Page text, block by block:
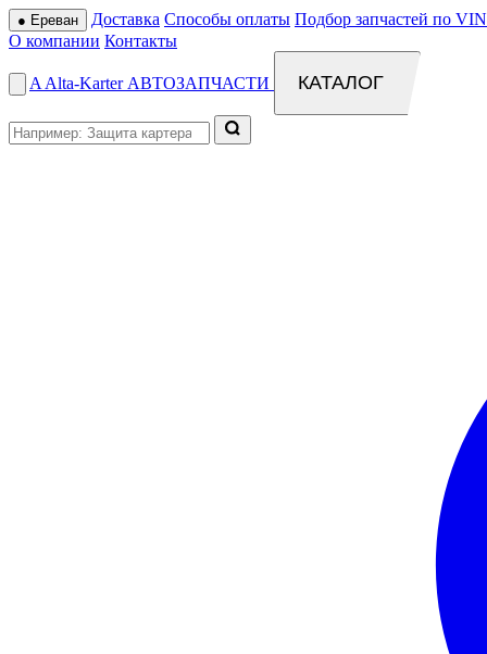
● Ереван Доставка Способы оплаты Подбор запчастей по
О компании Контакты
A Alta-Karter АВТОЗАПЧАСТИ КАТАЛОГ